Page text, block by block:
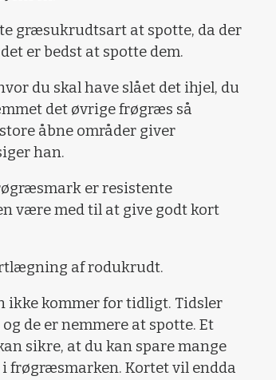
græsukrudtsart at spotte, da der
er bedst at spotte dem.
du skal have slået det ihjel, du
det øvrige frøgræs så
åbne områder giver
han.
er resistente
være med til at give godt kort
af rodukrudt.
ikke kommer for tidligt. Tidsler
de er nemmere at spotte. Et
sikre, at du kan spare mange
frøgræsmarken. Kortet vil endda